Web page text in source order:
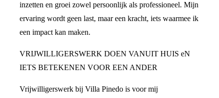
inzetten en groei zowel persoonlijk als professioneel. Mijn
ervaring wordt geen last, maar een kracht, iets waarmee ik
een impact kan maken.
VRIJWILLIGERSWERK DOEN VANUIT HUIS eN
IETS BETEKENEN VOOR EEN ANDER
Vrijwilligerswerk bij Villa Pinedo is voor mij